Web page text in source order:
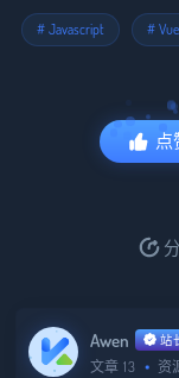
# Javascript # Vue
点
Awen 站
文章 13 资